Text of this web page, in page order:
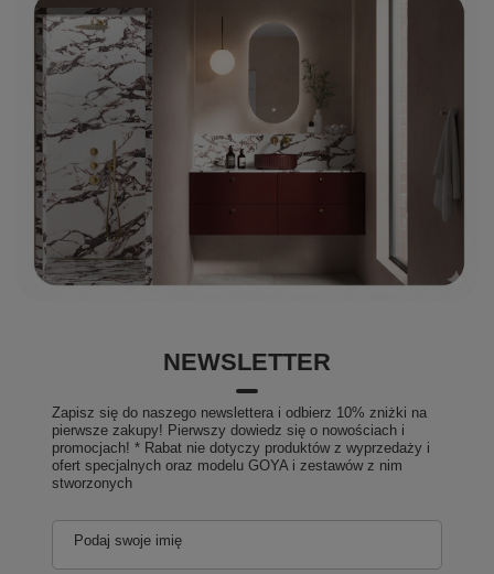
NEWSLETTER
Zapisz się do naszego newslettera i odbierz 10% zniżki na
pierwsze zakupy! Pierwszy dowiedz się o nowościach i
promocjach! * Rabat nie dotyczy produktów z wyprzedaży i
ofert specjalnych oraz modelu GOYA i zestawów z nim
stworzonych
Podaj swoje imię